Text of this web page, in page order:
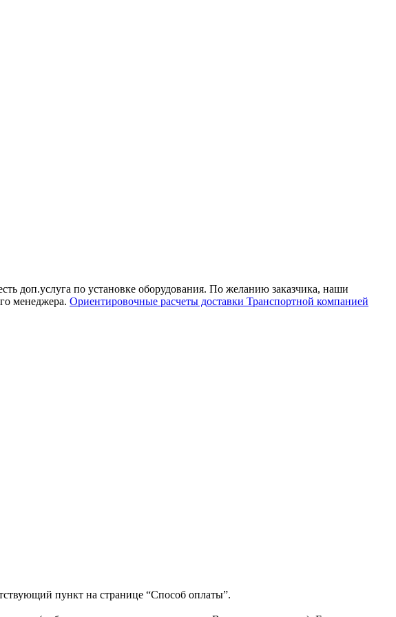
доп.услуга по установке оборудования. По желанию заказчика, наши
менеджера. Ориентировочные расчеты доставки Транспортной компанией
пункт на странице “Способ оплаты”.